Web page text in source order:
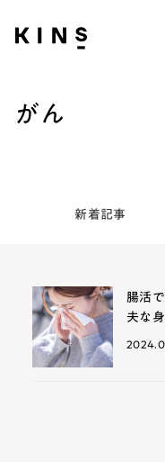
がん
新着記事
腸活
夫な